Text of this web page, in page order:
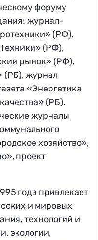
форуму
журнал-
(РФ),
(РФ),
рынок» (РФ),
(РБ), журнал
«Энергетика
(РБ),
журналы
хозяйство»,
проект
года привлекает
и мировых
технологий и
экологии,